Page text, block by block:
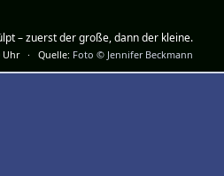
– zuerst der große, dann der kleine.
Uhr · Quelle: Foto © Jennifer Beckmann